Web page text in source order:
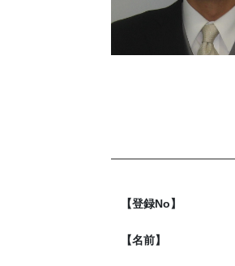
【登録No】
【名前】